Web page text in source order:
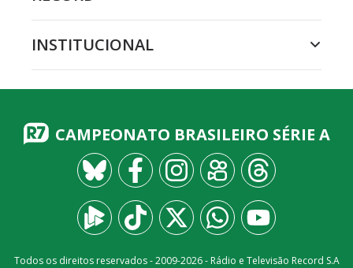
INSTITUCIONAL
CAMPEONATO BRASILEIRO SÉRIE A
Todos os direitos reservados - 2009-2026- Rádio e Televisão Record S.A